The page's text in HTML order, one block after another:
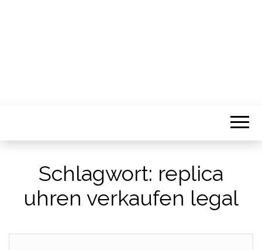
Schlagwort: replica
uhren verkaufen legal